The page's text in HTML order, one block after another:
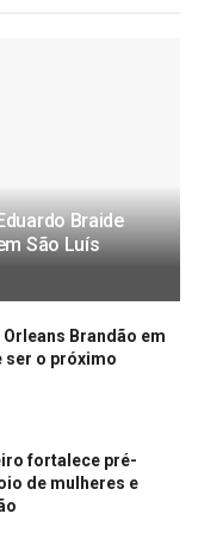
Braide
São Luís
Brandão em
ser o próximo
fortalece pré-
de mulheres e